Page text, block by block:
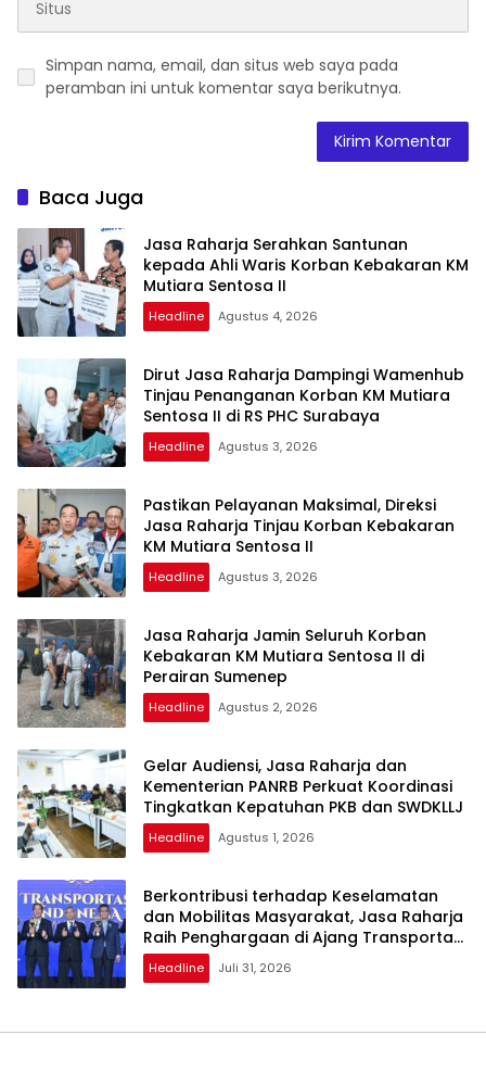
Simpan nama, email, dan situs web saya pada
peramban ini untuk komentar saya berikutnya.
Baca Juga
Jasa Raharja Serahkan Santunan
kepada Ahli Waris Korban Kebakaran KM
Mutiara Sentosa II
Headline Agustus 4, 2026
Dirut Jasa Raharja Dampingi Wamenhub
Tinjau Penanganan Korban KM Mutiara
Sentosa II di RS PHC Surabaya
Headline Agustus 3, 2026
Pastikan Pelayanan Maksimal, Direksi
Jasa Raharja Tinjau Korban Kebakaran
KM Mutiara Sentosa II
Headline Agustus 3, 2026
Jasa Raharja Jamin Seluruh Korban
Kebakaran KM Mutiara Sentosa II di
Perairan Sumenep
Headline Agustus 2, 2026
Gelar Audiensi, Jasa Raharja dan
Kementerian PANRB Perkuat Koordinasi
Tingkatkan Kepatuhan PKB dan SWDKLLJ
Headline Agustus 1, 2026
Berkontribusi terhadap Keselamatan
dan Mobilitas Masyarakat, Jasa Raharja
Raih Penghargaan di Ajang Transportasi
Indonesia Awards 2026
Headline Juli 31, 2026